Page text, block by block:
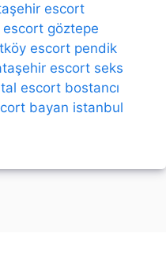
escort
escort göztepe
escort pendik
escort seks
escort bostancı
bayan istanbul